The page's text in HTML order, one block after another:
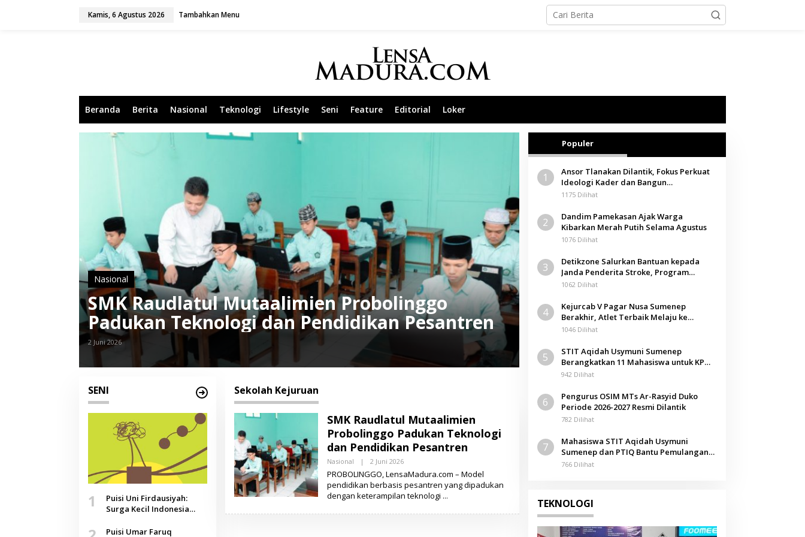
Kamis, 6 Agustus 2026 Tambahkan Menu
Beranda Berita Nasional Teknologi Lifestyle Seni Feature Editorial Loker
Nasional
SMK Raudlatul Mutaalimien Probolinggo
Padukan Teknologi dan Pendidikan Pesantren
2 Juni 2026
SENI
1
Puisi Uni Firdausiyah:
Surga Kecil Indonesia
Doa yang Jauh, Narasi
Puisi Umar Faruq
Sekolah Kejuruan
SMK Raudlatul Mutaalimien
Probolinggo Padukan Teknologi
dan Pendidikan Pesantren
Nasional | 2 Juni 2026O
E
H
L
PROBOLINGGO, LensaMadura.com – Model
pendidikan berbasis pesantren yang dipadukan
dengan keterampilan teknologi
Populer
1
Ansor Tlanakan Dilantik, Fokus Perkuat
Ideologi Kader dan Bangun
Kemandirian Ekonomi
1175 Dilihat
2
Dandim Pamekasan Ajak Warga
Kibarkan Merah Putih Selama Agustus
1076 Dilihat
3
Detikzone Salurkan Bantuan kepada
Janda Penderita Stroke, Program
Berbagi Masuki Hari ke-61
1062 Dilihat
4
Kejurcab V Pagar Nusa Sumenep
Berakhir, Atlet Terbaik Melaju ke
Kejurwil Jatim
1046 Dilihat
5
STIT Aqidah Usymuni Sumenep
Berangkatkan 11 Mahasiswa untuk KPM
Internasional di Malaysia
942 Dilihat
6
Pengurus OSIM MTs Ar-Rasyid Duko
Periode 2026-2027 Resmi Dilantik
782 Dilihat
7
Mahasiswa STIT Aqidah Usymuni
Sumenep dan PTIQ Bantu Pemulangan
Jenazah WNI Asal Aceh di Malaysia
766 Dilihat
TEKNOLOGI